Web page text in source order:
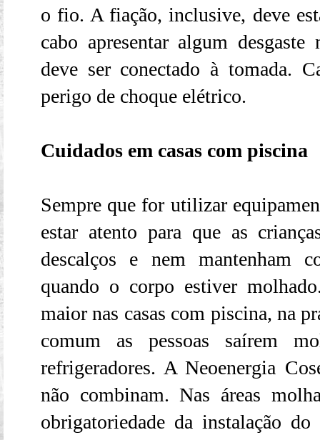
o fio. A fiação, inclusive, deve
cabo apresentar algum
deve ser conectado à tomada.
perigo de choque elétrico.
Cuidados em casas com piscina
Sempre que for utilizar
estar atento para que as
descalços e nem mantenham
quando o corpo estiver
maior nas casas com piscina, na
comum as pessoas saírem
refrigeradores. A Neoenergia
não combinam. Nas áreas
obrigatoriedade da instalação